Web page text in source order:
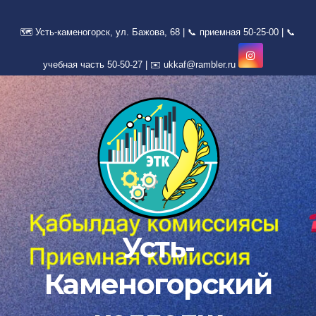
Усть-
Каменогорский